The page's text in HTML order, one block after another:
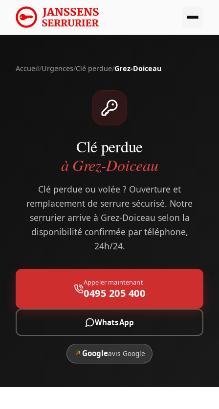
Accueil/Urgences/Clé perdue/Grez-Doiceau
Clé perdue
à Grez-Doiceau
Clé perdue ou volée ? Ouverture et
remplacement de serrure sécurisé. Notre
serrurier arrive à Grez-Doiceau selon la
disponibilité confirmée par téléphone,
24h/24.
Appeler maintenant
0495 205 400
WhatsApp
↗ Googleavis Google